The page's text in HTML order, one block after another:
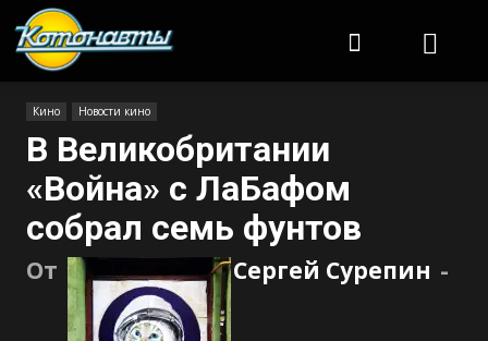
Кино Новости кино
В Великобритании
«Война» с ЛаБафом
собрал семь фунтов
От Сергей Сурепин -